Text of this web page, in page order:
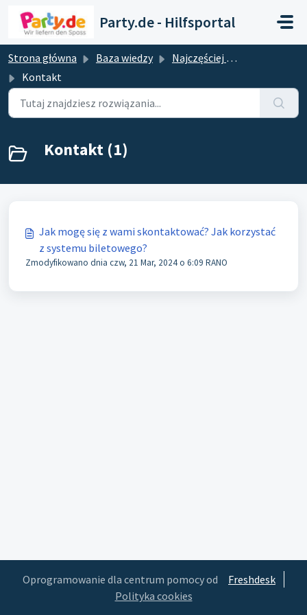
Party.de - Hilfsportal
Strona główna Baza wiedzy
Najczęściej zadawane pytania
Kontakt
Kontakt (1)
Jak mogę się z wami skontaktować? Jak korzystać
z systemu biletowego?
Zmodyfikowano dnia czw, 21 Mar, 2024 o 6:09 RANO
Oprogramowanie dla centrum pomocy od
Freshdesk
Polityka cookies